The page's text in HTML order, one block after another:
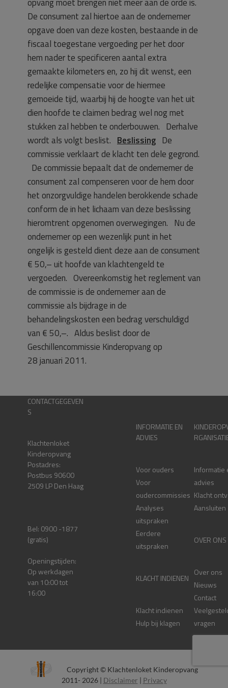
De consument zal hiertoe aan de ondernemer
opgave doen van deze kosten, bestaande in de
fiscaal toegestane vergoeding per het door
hem nader te specificeren aantal extra
gemaakte kilometers en, zo hij dit wenst, een
redelijke compensatie voor de hiermee
gemoeide tijd, waarbij hij de hoogte van het uit
dien hoofde te claimen bedrag wel nog met
stukken zal hebben te onderbouwen. Derhalve
wordt als volgt beslist. Beslissing De
commissie verklaart de klacht ten dele gegrond.
De commissie bepaalt dat de ondernemer de
consument zal compenseren voor de hem door
het onzorgvuldige handelen berokkende schade
conform de in het lichaam van deze beslissing
hieromtrent opgenomen overwegingen. Nu de
ondernemer op een wezenlijk punt in het
ongelijk is gesteld dient deze aan de consument
€ 50,– uit hoofde van klachtengeld te
vergoeden. Overeenkomstig het reglement van
de commissie is de ondernemer aan de
commissie als bijdrage in de
behandelingskosten een bedrag verschuldigd
van € 50,–. Aldus beslist door de
Geschillencommissie Kinderopvang op
28 januari 2011.
CONTACTGEGEVEN
S
Klachtenloket
Kinderopvang
Postadres:
Postbus 90600
2509 LP Den Haag
Bel: 0900 -1877
(gratis)
Openingstijden:
Op werkdagen
van 10:00 tot
16:00
INFORMATIE EN
ADVIES
Voor ouders
Voor
oudercommissies
Analyses
uitspraken
Eerdere
uitspraken
KLACHT INDIENEN
Klacht indienen
Hulp bij klagen
Informatie
advies
Klacht
Aansluiten
OVER ONS
Over ons
Nieuws
Contact
vragen
Copyright © Klachtenloket Kinderopvang
2011- 2026 | Disclaimer | Privacy